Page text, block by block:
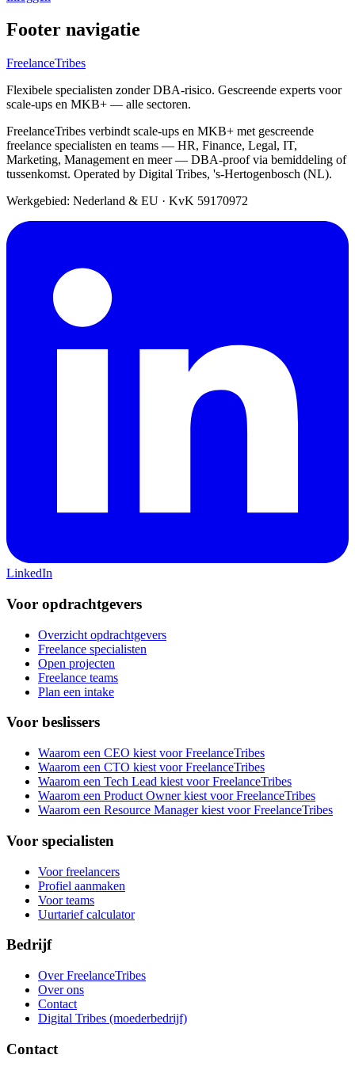
Footer navigatie
FreelanceTribes
Flexibele specialisten zonder DBA-risico. Gescreende experts voor
scale-ups en MKB+ — alle sectoren.
FreelanceTribes verbindt scale-ups en MKB+ met gescreende
freelance specialisten en teams — HR, Finance, Legal, IT,
Marketing, Management en meer — DBA-proof via bemiddeling of
tussenkomst. Operated by Digital Tribes, 's-Hertogenbosch (NL).
Werkgebied: Nederland & EU · KvK 59170972
LinkedIn
Voor opdrachtgevers
Overzicht opdrachtgevers
Freelance specialisten
Open projecten
Freelance teams
Plan een intake
Voor beslissers
Waarom een CEO kiest voor FreelanceTribes
Waarom een CTO kiest voor FreelanceTribes
Waarom een Tech Lead kiest voor FreelanceTribes
Waarom een Product Owner kiest voor FreelanceTribes
Waarom een Resource Manager kiest voor FreelanceTribes
Voor specialisten
Voor freelancers
Profiel aanmaken
Voor teams
Uurtarief calculator
Bedrijf
Over FreelanceTribes
Over ons
Contact
Digital Tribes (moederbedrijf)
Contact